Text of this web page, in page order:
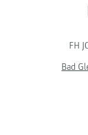
FH
Bad